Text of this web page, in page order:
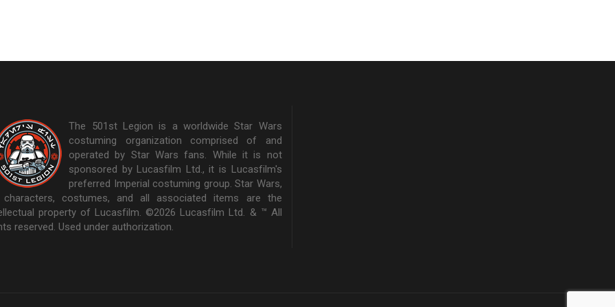
The 501st Legion is a worldwide Star Wars
costuming organization comprised of and
operated by Star Wars fans. While it is not
sponsored by Lucasfilm Ltd., it is Lucasfilm's
preferred Imperial costuming group. Star Wars,
costumes, and all associated items are the
property of Lucasfilm. ©2026 Lucasfilm Ltd. & ™ All
reserved. Used under authorization.